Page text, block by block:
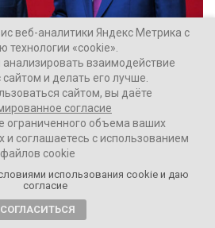
рунета
веб-аналитики Яндекс Метрика с
«cookie».
взаимодействие
сайтом и делать его лучше.
сайтом, вы даёте
согласие
ограниченного объема ваших
соглашаетесь с использованием
файлов cookie
использования cookie и даю
согласие
СОГЛАСИТЬСЯ